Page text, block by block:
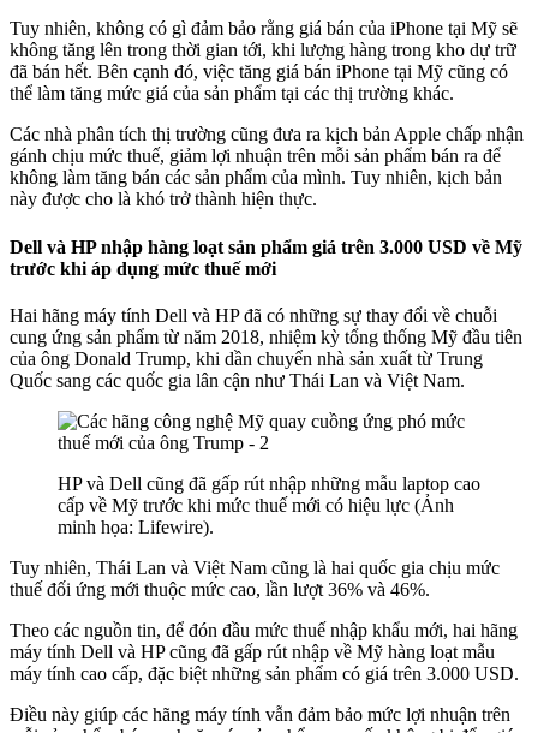
Tuy nhiên, không có gì đảm bảo rằng giá bán của iPhone tại Mỹ sẽ
không tăng lên trong thời gian tới, khi lượng hàng trong kho dự trữ
đã bán hết. Bên cạnh đó, việc tăng giá bán iPhone tại Mỹ cũng có
thể làm tăng mức giá của sản phẩm tại các thị trường khác.
Các nhà phân tích thị trường cũng đưa ra kịch bản Apple chấp nhận
gánh chịu mức thuế, giảm lợi nhuận trên mỗi sản phẩm bán ra để
không làm tăng bán các sản phẩm của mình. Tuy nhiên, kịch bản
này được cho là khó trở thành hiện thực.
Dell và HP nhập hàng loạt sản phẩm giá trên 3.000 USD về Mỹ
trước khi áp dụng mức thuế mới
Hai hãng máy tính Dell và HP đã có những sự thay đổi về chuỗi
cung ứng sản phẩm từ năm 2018, nhiệm kỳ tổng thống Mỹ đầu tiên
của ông Donald Trump, khi dần chuyển nhà sản xuất từ Trung
Quốc sang các quốc gia lân cận như Thái Lan và Việt Nam.
HP và Dell cũng đã gấp rút nhập những mẫu laptop cao
cấp về Mỹ trước khi mức thuế mới có hiệu lực (Ảnh
minh họa: Lifewire).
Tuy nhiên, Thái Lan và Việt Nam cũng là hai quốc gia chịu mức
thuế đối ứng mới thuộc mức cao, lần lượt 36% và 46%.
Theo các nguồn tin, để đón đầu mức thuế nhập khẩu mới, hai hãng
máy tính Dell và HP cũng đã gấp rút nhập về Mỹ hàng loạt mẫu
máy tính cao cấp, đặc biệt những sản phẩm có giá trên 3.000 USD.
Điều này giúp các hãng máy tính vẫn đảm bảo mức lợi nhuận trên